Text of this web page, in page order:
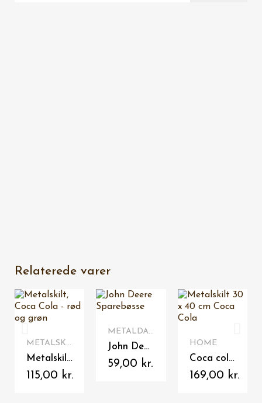
Relaterede varer
VIS HERMETALSKILTE 20 X 30 CM
Metalskilt, Coca Cola - rød og grøn
115,00 kr.
VIS HER METALDÅSER TIL OPBEVARING
John Deere Sparebøsse
59,00 kr.
VIS HER
HOME
Coca cola metalskilt - "Your thirst takes wings"
169,00 kr.